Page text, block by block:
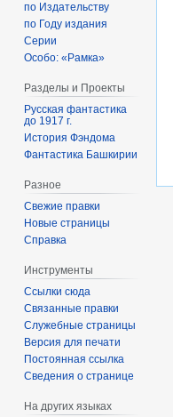
по Издательству
по Году издания
Серии
Особо: «Рамка»
Разделы и Проекты
Русская фантастика
до 1917 г.
История Фэндома
Фантастика Башкирии
Разное
Свежие правки
Новые страницы
Справка
Инструменты
Ссылки сюда
Связанные правки
Служебные страницы
Версия для печати
Постоянная ссылка
Сведения о странице
На других языках